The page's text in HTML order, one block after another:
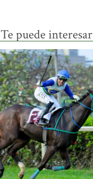
Te puede interesar